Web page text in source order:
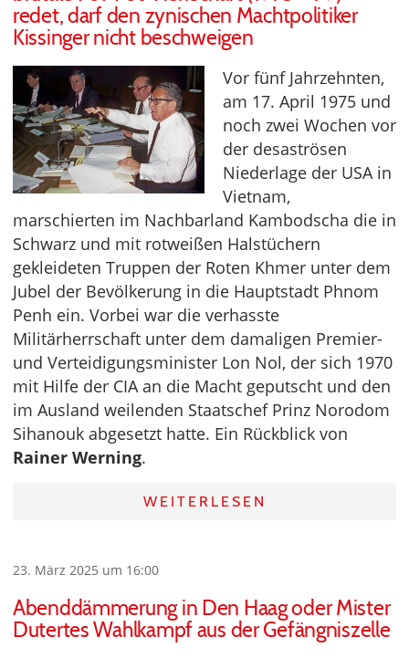
redet, darf den zynischen Machtpolitiker
Kissinger nicht beschweigen
Vor fünf Jahrzehnten,
am 17. April 1975 und
noch zwei Wochen vor
der desaströsen
Niederlage der USA in
Vietnam,
marschierten im Nachbarland Kambodscha die in
Schwarz und mit rotweißen Halstüchern
gekleideten Truppen der Roten Khmer unter dem
Jubel der Bevölkerung in die Hauptstadt Phnom
Penh ein. Vorbei war die verhasste
Militärherrschaft unter dem damaligen Premier-
und Verteidigungsminister Lon Nol, der sich 1970
mit Hilfe der CIA an die Macht geputscht und den
im Ausland weilenden Staatschef Prinz Norodom
Sihanouk abgesetzt hatte. Ein Rückblick von
Rainer Werning.
WEITERLESEN
23. März 2025 um 16:00
Abenddämmerung in Den Haag oder Mister
Dutertes Wahlkampf aus der Gefängniszelle